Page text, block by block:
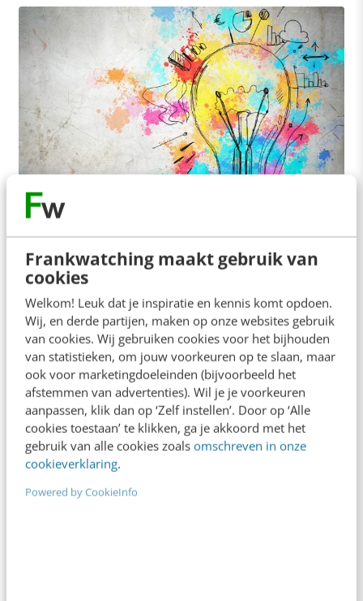
Frankwatching maakt gebruik van
cookies
Welkom! Leuk dat je inspiratie en kennis komt opdoen.
Wij, en derde partijen, maken op onze websites gebruik
van cookies. Wij gebruiken cookies voor het bijhouden
van statistieken, om jouw voorkeuren op te slaan, maar
ook voor marketingdoeleinden (bijvoorbeeld het
afstemmen van advertenties). Wil je je voorkeuren
aanpassen, klik dan op ‘Zelf instellen’. Door op ‘Alle
cookies toestaan’ te klikken, ga je akkoord met het
gebruik van alle cookies zoals omschreven in onze
cookieverklaring.
Powered by CookieInfo
MARKETING
Wanneer je vacatures scant en online
conversaties in de gaten houdt, lijkt het wel of de
marketeer van nu een duizendpoot moet…
Michael Bottenheft· 13 jaar geleden